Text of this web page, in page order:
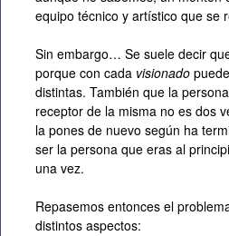
equipo técnico y artístico que se
Sin embargo… Se suele decir
porque con cada visionado
distintas. También que la
receptor de la misma no es dos
la pones de nuevo según ha
ser la persona que eras al
una vez.
Repasemos entonces el
distintos aspectos: